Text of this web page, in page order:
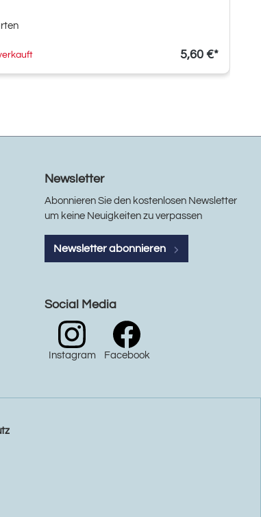
5,60 €*
Newsletter
Abonnieren Sie den kostenlosen Newsletter
um keine Neuigkeiten zu verpassen
Newsletter abonnieren
Social Media
Instagram Facebook